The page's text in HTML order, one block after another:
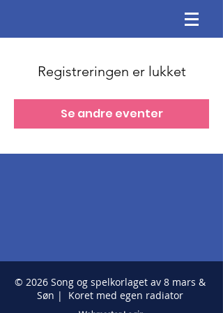
Registreringen er lukket
Se andre eventer
© 2026 Song og spelkorlaget av 8 mars &
Søn | Koret med egen radiator